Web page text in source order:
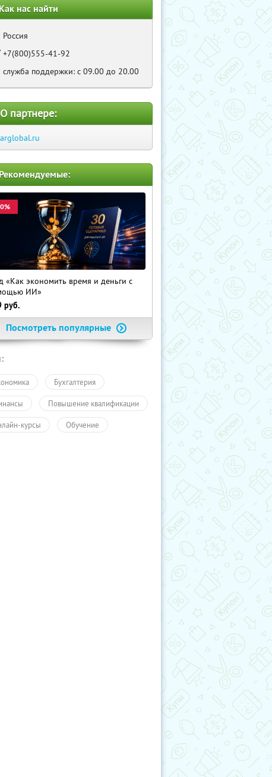
нас найти
Россия
+7(800)555-41-92
служба поддержки: с 09.00 до 20.00
О партнере:
arglobal.ru
Рекомендуемые:
«Как экономить время и деньги с
ИИ»
руб.
Посмотреть популярные
Бухгалтерия
Повышение квалификации
курсы Обучение